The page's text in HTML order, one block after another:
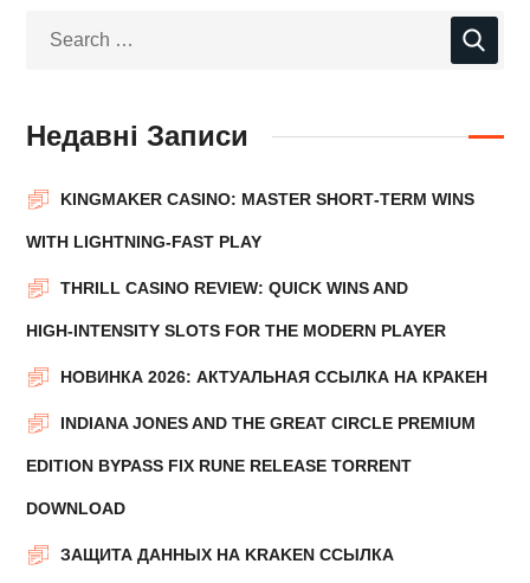
Недавні Записи
KINGMAKER CASINO: MASTER SHORT‑TERM WINS
WITH LIGHTNING‑FAST PLAY
THRILL CASINO REVIEW: QUICK WINS AND
HIGH‑INTENSITY SLOTS FOR THE MODERN PLAYER
НОВИНКА 2026: АКТУАЛЬНАЯ ССЫЛКА НА КРАКЕН
INDIANA JONES AND THE GREAT CIRCLE PREMIUM
EDITION BYPASS FIX RUNE RELEASE TORRENT
DOWNLOAD
ЗАЩИТА ДАННЫХ НА KRAKEN ССЫЛКА